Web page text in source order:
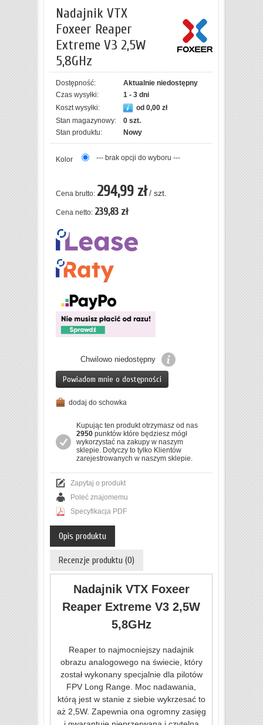
Nadajnik VTX
Foxeer Reaper
Extreme V3 2,5W
5,8GHz
Dostępność:
Aktualnie niedostępny
Czas wysyłki:
1 - 3 dni
Koszt wysyłki:
od 0,00 zł
Stan magazynowy:
0 szt.
Stan produktu:
Nowy
Kolor --- brak opcji do wyboru ---
Cena brutto: 294,99 zł/ szt.
Cena netto: 239,83 zł
Chwilowo niedostępny
Powiadom mnie o dostępności
dodaj do schowka
Kupując ten produkt otrzymasz od nas
2950 punktów które będziesz mógł
wykorzystać na zakupy w naszym
sklepie. Dotyczy to tylko Klientów
zarejestrowanych w naszym sklepie.
Zapytaj o produkt
Poleć znajomemu
Specyfikacja PDF
Opis produktu
Recenzje produktu (0)
Nadajnik VTX Foxeer
Reaper Extreme V3 2,5W
5,8GHz
Reaper to najmocniejszy nadajnik
obrazu analogowego na świecie, który
został wykonany specjalnie dla pilotów
FPV Long Range. Moc nadawania,
którą jest w stanie z siebie wykrzesać to
aż 2,5W. Zapewnia ona ogromny zasięg